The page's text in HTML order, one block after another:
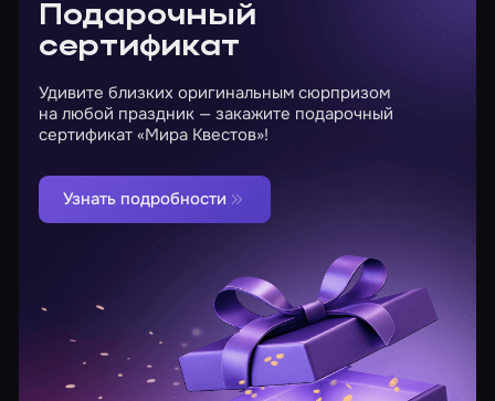
Подарочный
сертификат
Удивите близких оригинальным сюрпризом
на любой праздник — закажите подарочный
сертификат «Мира Квестов»!
Узнать подробности